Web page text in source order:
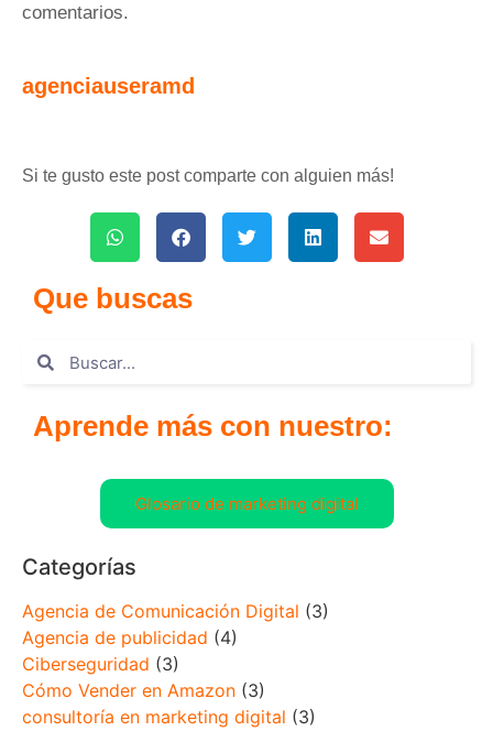
comentarios.
agenciauseramd
Si te gusto este post comparte con alguien más!
Que buscas
Aprende más con nuestro:
Glosario de marketing digital
Categorías
Agencia de Comunicación Digital (3)
Agencia de publicidad (4)
Ciberseguridad (3)
Cómo Vender en Amazon (3)
consultoría en marketing digital (3)